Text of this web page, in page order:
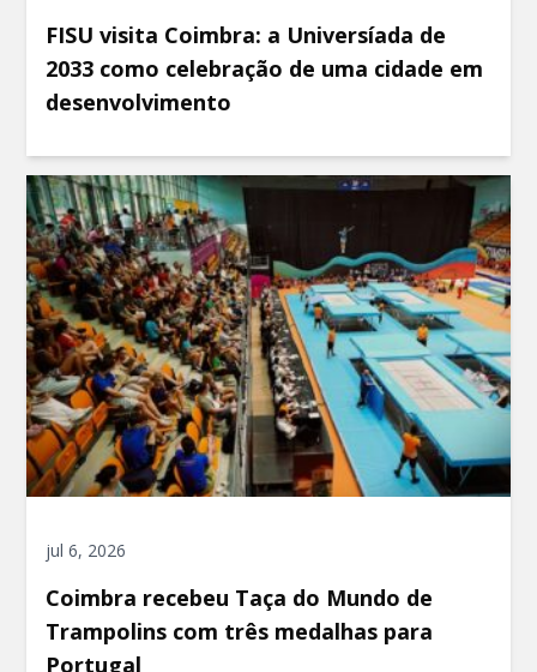
FISU visita Coimbra: a Universíada de
2033 como celebração de uma cidade em
desenvolvimento
jul 6, 2026
Coimbra recebeu Taça do Mundo de
Trampolins com três medalhas para
Portugal